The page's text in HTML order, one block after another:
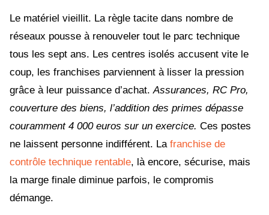
Le matériel vieillit. La règle tacite dans nombre de
réseaux pousse à renouveler tout le parc technique
tous les sept ans. Les centres isolés accusent vite le
coup, les franchises parviennent à lisser la pression
grâce à leur puissance d’achat. Assurances, RC Pro,
couverture des biens, l’addition des primes dépasse
couramment 4 000 euros sur un exercice. Ces postes
ne laissent personne indifférent. La franchise de
contrôle technique rentable, là encore, sécurise, mais
la marge finale diminue parfois, le compromis
démange.